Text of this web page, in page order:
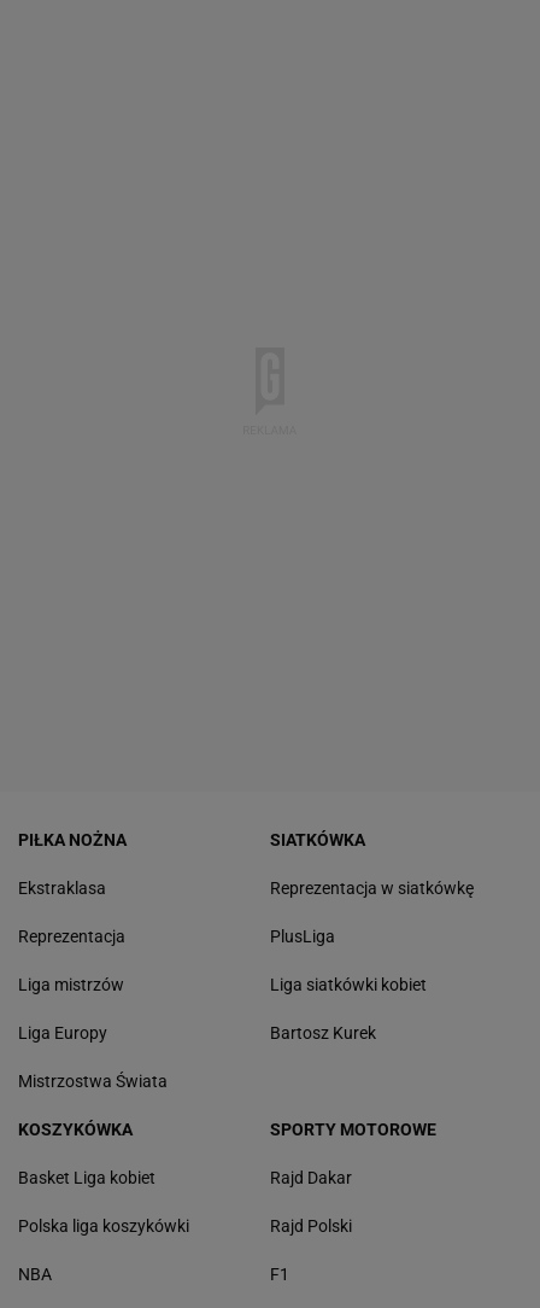
PIŁKA NOŻNA
Ekstraklasa
Reprezentacja
Liga mistrzów
Liga Europy
Mistrzostwa Świata
SIATKÓWKA
Reprezentacja w siatkówkę
PlusLiga
Liga siatkówki kobiet
Bartosz Kurek
KOSZYKÓWKA
Basket Liga kobiet
Polska liga koszykówki
NBA
SPORTY MOTOROWE
Rajd Dakar
Rajd Polski
F1